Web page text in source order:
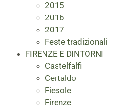
2015
2016
2017
Feste tradizionali
FIRENZE E DINTORNI
Castelfalfi
Certaldo
Fiesole
Firenze